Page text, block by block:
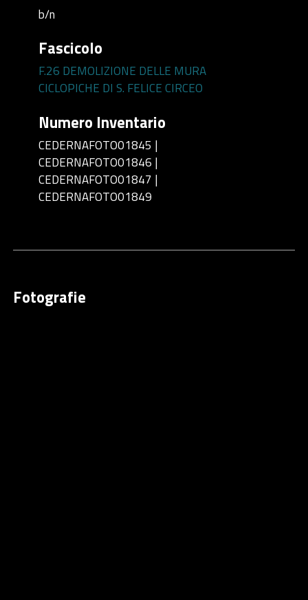
b/n
Fascicolo
F.26 DEMOLIZIONE DELLE MURA
CICLOPICHE DI S. FELICE CIRCEO
Numero Inventario
CEDERNAFOTO01845 |
CEDERNAFOTO01846 |
CEDERNAFOTO01847 |
CEDERNAFOTO01849
Fotografie